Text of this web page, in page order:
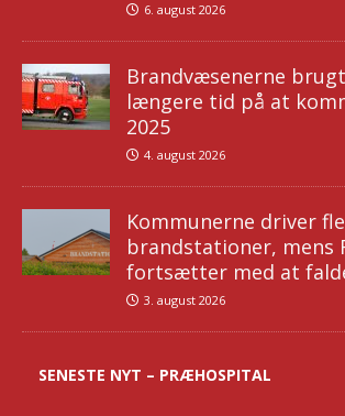
6. august 2026
Brandvæsenerne
længere tid på at
2025
4. august 2026
Kommunerne driver
brandstationer, mens
fortsætter med at
3. august 2026
SENESTE NYT – PRÆHOSPITAL